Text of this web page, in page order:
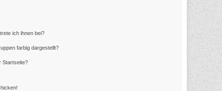
ich ihnen bei?
farbig dargestellt?
Startseite?